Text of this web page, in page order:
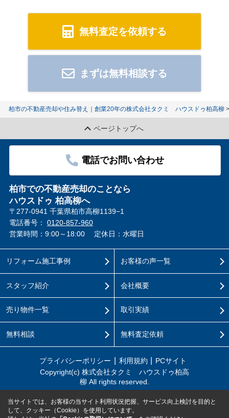
無料査定を依頼する
まずは無料相談する
柏市の不動産売却や住み替え｜創業20年の株式会社タクミ ハウスドゥ柏高柳
ページトップへ
電話でお問い合わせ
柏市での不動産売却のことなら
ハウスドゥ 柏高柳へ
〒277-0941 千葉県柏市高柳1139−1
電話番号： 0120-857-960
営業時間：9:00～18:00
定休日：水曜日
リフォーム施工事例
スタッフ紹介
売り物件一覧
無料相談
お客様の声一覧
会社概要
取引実績
無料査定依頼
プライバシーポリシー 利用規約
PCサイト
Copyright(c) 株式会社タクミ ハウスドゥ柏高
柳 All rights reserved.
当サイトでは、お客様の当サイト利用状況把握、サービス向上検討を目的と
して、クッキー（Cookie）を使用しています。